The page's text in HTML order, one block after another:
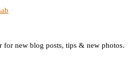
for new blog posts, tips & new photos.